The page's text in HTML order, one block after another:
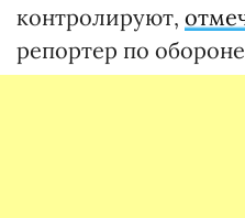
контролируют,
репортер по